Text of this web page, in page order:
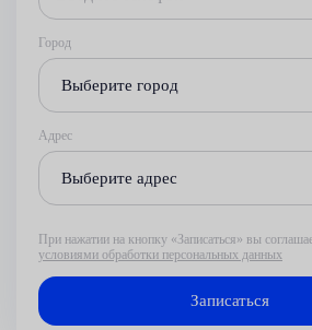
Город
Выберите город
Адрес
Выберите адрес
При нажатии на кнопку «Записаться» вы
условиями обработки персональных данных